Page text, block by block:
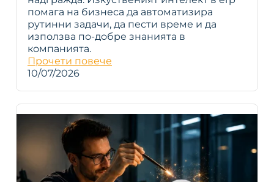
помага на бизнеса да автоматизира
рутинни задачи, да пести време и да
използва по-добре знанията в
компанията.
Прочети повече
10/07/2026